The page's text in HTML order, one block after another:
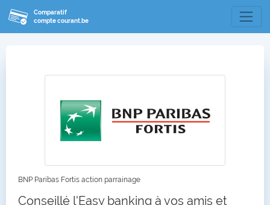
Comparatif
compte courant.be
BNP Paribas Fortis action parrainage
Conseillé l'Easy banking à vos amis et